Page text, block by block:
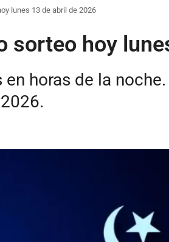
lunes 13 de abril de 2026
sorteo hoy
horas de la